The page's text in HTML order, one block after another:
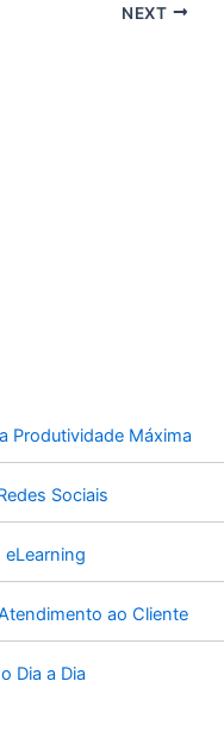
NEXT
Produtividade Máxima
Sociais
ao Cliente
Dia a Dia